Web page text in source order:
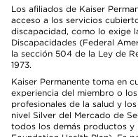
Los afiliados de Kaiser
acceso a los servicios
discapacidad, como lo exige
Discapacidades (Federal
la sección 504 de la Ley de
1973.
Kaiser Permanente toma en
experiencia del miembro o
profesionales de la salud y
nivel Silver del Mercado de
todos los demás productos y